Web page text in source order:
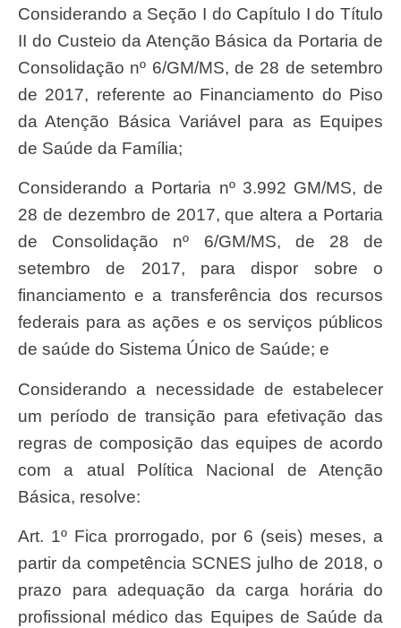
Considerando a Seção I do Capítulo I do Título
II do Custeio da Atenção Básica da Portaria de
Consolidação nº 6/GM/MS, de 28 de setembro
de 2017, referente ao Financiamento do Piso
da Atenção Básica Variável para as Equipes
de Saúde da Família;
Considerando a Portaria nº 3.992 GM/MS, de
28 de dezembro de 2017, que altera a Portaria
de Consolidação nº 6/GM/MS, de 28 de
setembro de 2017, para dispor sobre o
financiamento e a transferência dos recursos
federais para as ações e os serviços públicos
de saúde do Sistema Único de Saúde; e
Considerando a necessidade de estabelecer
um período de transição para efetivação das
regras de composição das equipes de acordo
com a atual Política Nacional de Atenção
Básica, resolve:
Art. 1º Fica prorrogado, por 6 (seis) meses, a
partir da competência SCNES julho de 2018, o
prazo para adequação da carga horária do
profissional médico das Equipes de Saúde da